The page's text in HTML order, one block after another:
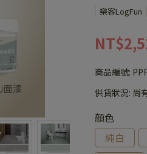
樂客LogFun
商品編號:
供貨狀況: 尚
顏色
純白